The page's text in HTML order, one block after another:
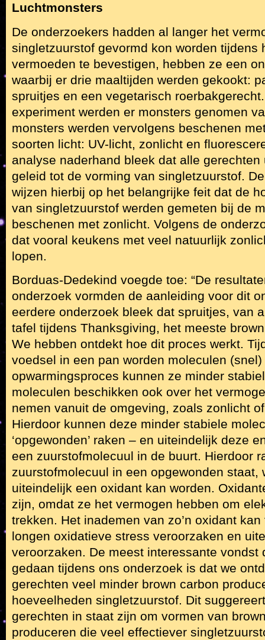
Luchtmonsters
De onderzoekers hadden al langer het
singletzuurstof gevormd kon worden tijdens
vermoeden te bevestigen, hebben ze een
waarbij er drie maaltijden werden gekookt:
spruitjes en een vegetarisch
experiment werden er monsters genomen
monsters werden vervolgens beschenen
soorten licht: UV-licht, zonlicht en
analyse naderhand bleek dat alle
geleid tot de vorming van singletzuurstof.
wijzen hierbij op het belangrijke feit dat de
van singletzuurstof werden gemeten bij de
beschenen met zonlicht. Volgens de
dat vooral keukens met veel natuurlijk
lopen.
Borduas-Dedekind voegde toe: “De
onderzoek vormden de aanleiding voor dit
eerdere onderzoek bleek dat spruitjes, van
tafel tijdens Thanksgiving, het meeste
We hebben ontdekt hoe dit proces werkt.
voedsel in een pan worden moleculen
opwarmingsproces kunnen ze minder
moleculen beschikken ook over het
nemen vanuit de omgeving, zoals zonlicht
Hierdoor kunnen deze minder stabiele
‘opgewonden’ raken – en uiteindelijk deze
een zuurstofmolecuul in de buurt. Hierdoor
zuurstofmolecuul in een opgewonden staat,
uiteindelijk een oxidant kan worden.
zijn, omdat ze het vermogen hebben om
trekken. Het inademen van zo’n oxidant
longen oxidatieve stress veroorzaken en
veroorzaken. De meest interessante vondst
gedaan tijdens ons onderzoek is dat we
gerechten veel minder brown carbon
hoeveelheden singletzuurstof. Dit
gerechten in staat zijn om vormen van
produceren die veel effectiever